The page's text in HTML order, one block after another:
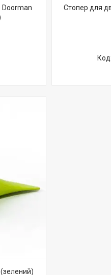
Стопер для